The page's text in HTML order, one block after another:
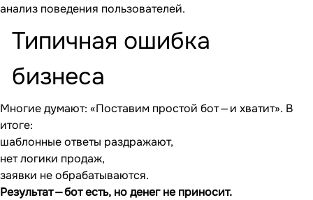
анализ поведения пользователей.
Типичная ошибка
бизнеса
Многие думают: «Поставим простой бот — и хватит». В
итоге:
шаблонные ответы раздражают,
нет логики продаж,
заявки не обрабатываются.
Результат — бот есть, но денег не приносит.